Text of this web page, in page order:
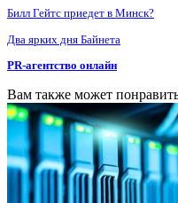
Билл Гейтс приедет в Минск?
Два ярких дня Байнета
PR-агентство онлайн
Вам также может